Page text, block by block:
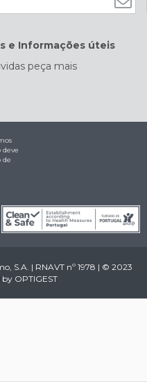
e Informações úteis
peça mais
de
S.A. | RNAVT nº 1978 | © 2023
by OPTIGEST